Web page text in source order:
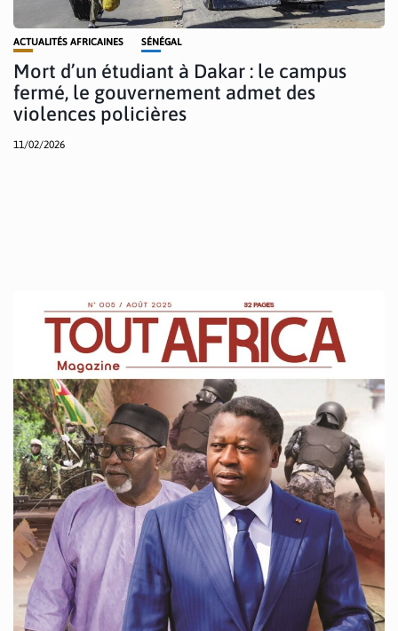
ACTUALITÉS AFRICAINES SÉNÉGAL
Mort d’un étudiant à Dakar : le campus
fermé, le gouvernement admet des
violences policières
11/02/2026